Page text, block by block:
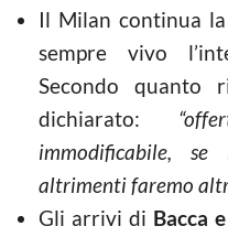
Il Milan continua
sempre vivo
Secondo quanto
dichiarato:
immodificabile,
altrimenti faremo
Gli arrivi di Bacca